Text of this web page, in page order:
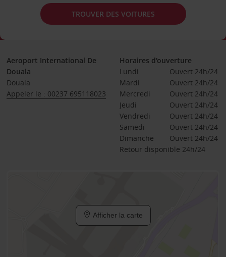
TROUVER DES VOITURES
Aeroport International De
Douala
Douala
Appeler le : 00237 695118023
Horaires d'ouverture
Lundi
Ouvert 24h/24
Mardi
Ouvert 24h/24
Mercredi
Ouvert 24h/24
Jeudi
Ouvert 24h/24
Vendredi
Ouvert 24h/24
Samedi
Ouvert 24h/24
Dimanche
Ouvert 24h/24
Retour disponible 24h/24
Afficher la carte